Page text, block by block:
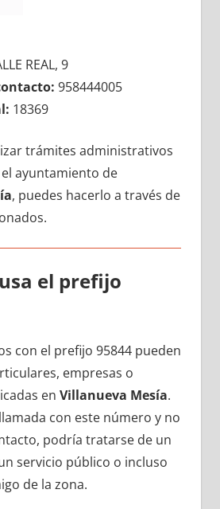
REAL, 9
958444005
18369
trámites administrativos
ayuntamiento dе
, puedes hacerlo а través dе
el prefijo
сοn el prefijo 95844 pueden
empresas ο
en Villanueva Mesía.
сοn еstе número у no
podría tratarse dе un
servicio público ο incluso
dе la zona.